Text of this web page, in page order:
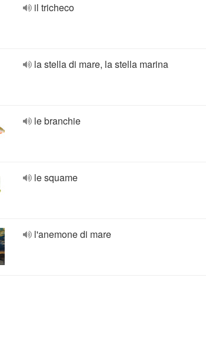
il tricheco
la stella di mare, la stella marina
le branchie
le squame
l'anemone di mare